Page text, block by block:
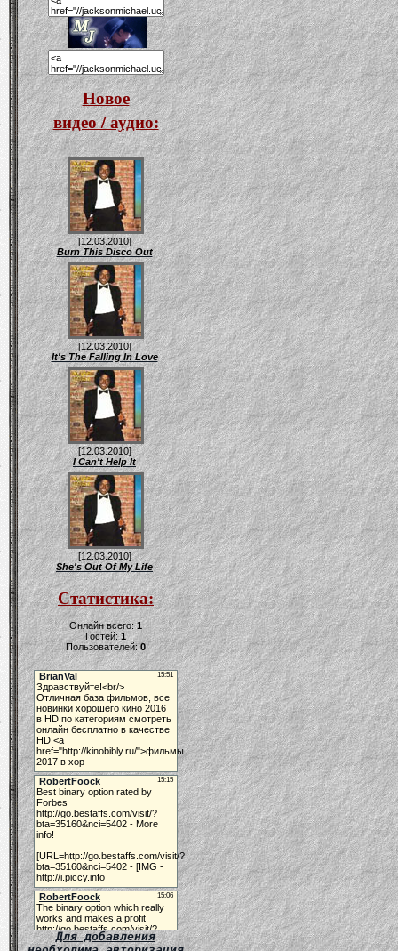
Новое
видео / аудио:
[12.03.2010]
Burn This Disco Out
[12.03.2010]
It's The Falling In Love
[12.03.2010]
I Can't Help It
[12.03.2010]
She's Out Of My Life
Статистика:
Онлайн всего:1
Гостей:1
Пользователей:0
Для добавления